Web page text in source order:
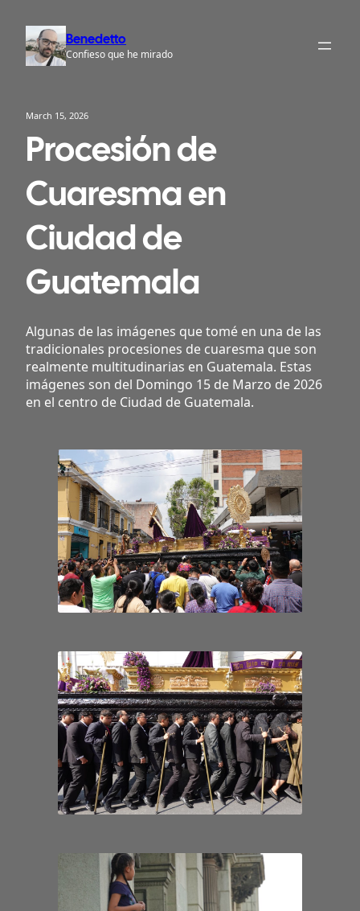
content
Benedetto
Confieso que he mirado
March 15, 2026
Procesión de
Cuaresma en
Ciudad de
Guatemala
Algunas de las imágenes que tomé en una de las
tradicionales procesiones de cuaresma que son
realmente multitudinarias en Guatemala. Estas
imágenes son del Domingo 15 de Marzo de 2026
en el centro de Ciudad de Guatemala.